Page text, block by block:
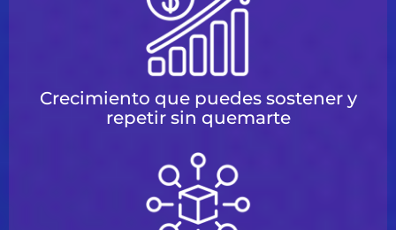
Crecimiento que puedes sostener y
repetir sin quemarte